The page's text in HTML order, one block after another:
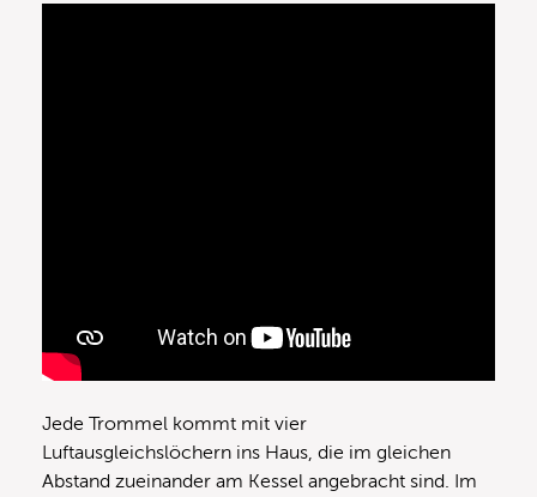
Jede Trommel kommt mit vier
Luftausgleichslöchern ins Haus, die im gleichen
Abstand zueinander am Kessel angebracht sind. Im